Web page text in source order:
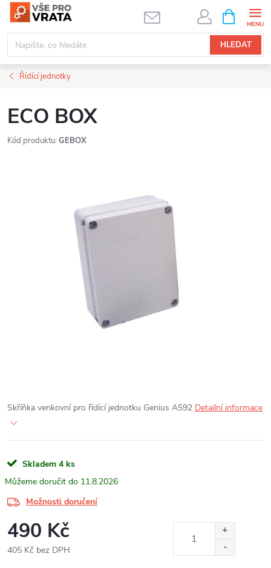
Přejít
obsah
HLEDAT
NÁKUPNÍ
KOŠÍK
Řídící jednotky
ECO BOX
Kód produktu: GEBOX
Skříňka venkovní pro řídící jednotku Genius A592 Detailní informace
Skladem 4 ks
11.8.2026
Možnosti doručení
490 Kč
405 Kč bez DPH